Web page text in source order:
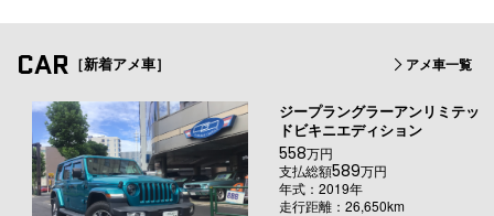
CAR ［新着アメ車］ アメ車一覧
ジープラングラーアンリミテッ
ドビキニエディション
558万円
支払総額589万円
年式：2019年
走行距離：26,650km